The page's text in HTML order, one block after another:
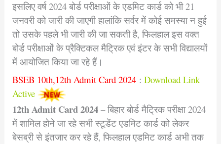
इसलिए वर्ष 2024 बोर्ड परीक्षाओं के एडमिट कार्ड को भी 21
जनवरी को जारी की जाएगी हालांकि सर्वर में कोई समस्या न हुई
तो उसके पहले भी जारी की जा सकती है, फिलहाल इस वक्त
बोर्ड परीक्षाओं के प्रैक्टिकल मैट्रिक एवं इंटर के सभी विद्यालयों
में आयोजित किया जा रहे हैं।
BSEB 10th,12th Admit Card 2024: Download Link
Active
12th Admit Card 2024– बिहार बोर्ड मैट्रिक परीक्षा 2024
में शामिल होने जा रहे सभी स्टूडेंट एडमिट कार्ड को लेकर
बेसब्री से इंतजार कर रहे हैं, फिलहाल एडमिट कार्ड अभी तक